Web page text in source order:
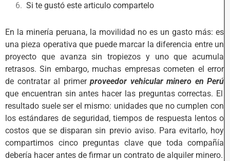
Si te gustó este articulo compartelo
En la minería peruana, la movilidad no es un gasto más: es
una pieza operativa que puede marcar la diferencia entre un
proyecto que avanza sin tropiezos y uno que acumula
retrasos. Sin embargo, muchas empresas cometen el error
de contratar al primer proveedor vehicular minero en Perú
que encuentran sin antes hacer las preguntas correctas. El
resultado suele ser el mismo: unidades que no cumplen con
los estándares de seguridad, tiempos de respuesta lentos o
costos que se disparan sin previo aviso. Para evitarlo, hoy
compartimos cinco preguntas clave que toda compañía
debería hacer antes de firmar un contrato de alquiler minero.